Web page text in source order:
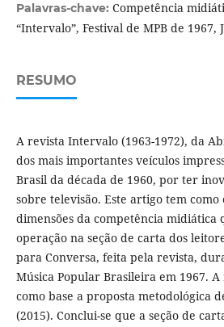
Palavras-chave: Competência
“Intervalo”, Festival de MPB de 1967,
RESUMO
A revista Intervalo (1963-1972), da
dos mais importantes veículos
Brasil da década de 1960, por ter
sobre televisão. Este artigo tem
dimensões da competência midiática
operação na seção de carta dos
para Conversa, feita pela revista,
Música Popular Brasileira em 1967.
como base a proposta metodológica
(2015). Conclui-se que a seção de